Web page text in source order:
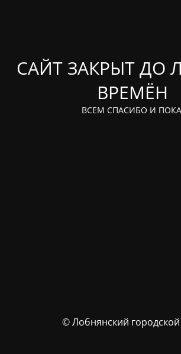
САЙТ ЗАКРЫТ ДО
ВРЕМЁН
ВСЕМ СПАСИБО И
© Лобнянский городской